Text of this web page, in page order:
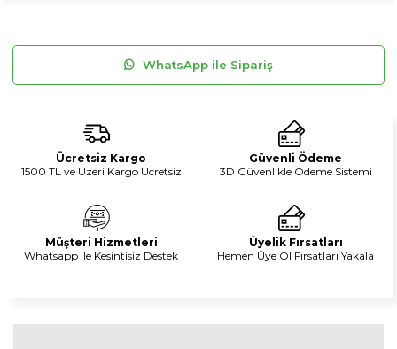
WhatsApp ile Sipariş
Ücretsiz Kargo
1500 TL ve Üzeri Kargo Ücretsiz
Güvenli Ödeme
3D Güvenlikle Ödeme Sistemi
Müşteri Hizmetleri
Whatsapp ile Kesintisiz Destek
Üyelik Fırsatları
Hemen Üye Ol Fırsatları Yakala